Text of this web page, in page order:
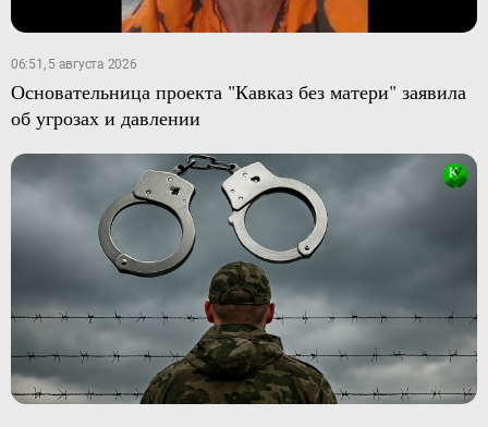
06:51, 5 августа 2026
Основательница проекта "Кавказ без матери" заявила
об угрозах и давлении